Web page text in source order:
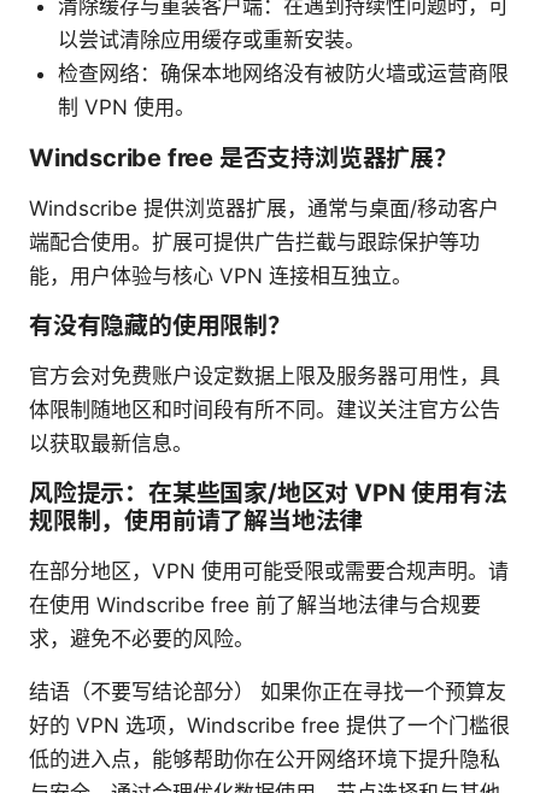
清除缓存与重装客户端：在遇到持续性问题时，可
以尝试清除应用缓存或重新安装。
检查网络：确保本地网络没有被防火墙或运营商限
制 VPN 使用。
Windscribe free 是否支持浏览器扩展？
Windscribe 提供浏览器扩展，通常与桌面/移动客户
端配合使用。扩展可提供广告拦截与跟踪保护等功
能，用户体验与核心 VPN 连接相互独立。
有没有隐藏的使用限制？
官方会对免费账户设定数据上限及服务器可用性，具
体限制随地区和时间段有所不同。建议关注官方公告
以获取最新信息。
风险提示：在某些国家/地区对 VPN 使用有法
规限制，使用前请了解当地法律
在部分地区，VPN 使用可能受限或需要合规声明。请
在使用 Windscribe free 前了解当地法律与合规要
求，避免不必要的风险。
结语（不要写结论部分） 如果你正在寻找一个预算友
好的 VPN 选项，Windscribe free 提供了一个门槛很
低的进入点，能够帮助你在公开网络环境下提升隐私